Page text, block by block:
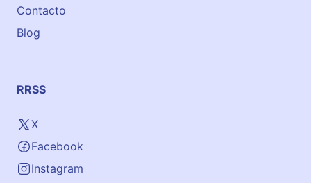
Contacto
Blog
RRSS
X
Facebook
Instagram